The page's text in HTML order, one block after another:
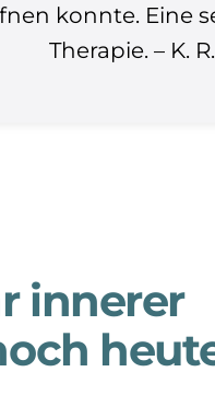
konnte. Eine
Therapie. – K.
innerer